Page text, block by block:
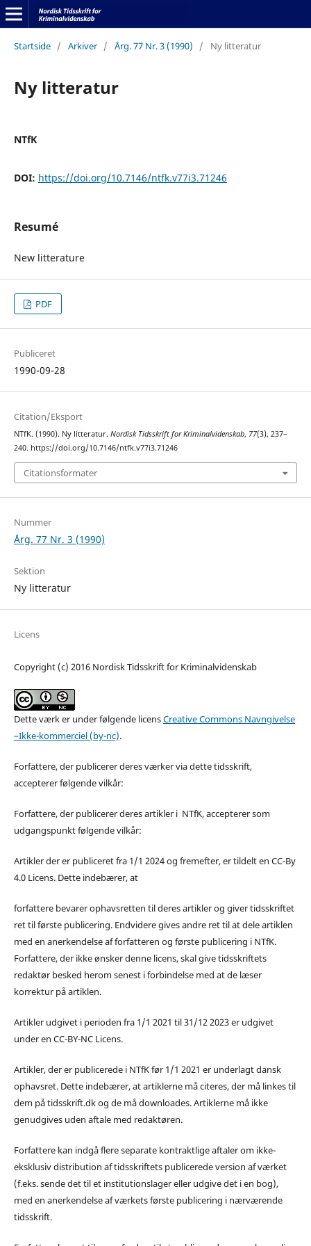
Startside / Arkiver / Årg. 77 Nr. 3 (1990) / Ny litteratur
Ny litteratur
NTfK
DOI: https://doi.org/10.7146/ntfk.v77i3.71246
Resumé
New litterature
PDF
Publiceret
1990-09-28
Citation/Eksport
NTfK. (1990). Ny litteratur. Nordisk Tidsskrift for Kriminalvidenskab, 77(3), 237–
240. https://doi.org/10.7146/ntfk.v77i3.71246
Citationsformater
Nummer
Årg. 77 Nr. 3 (1990)
Sektion
Ny litteratur
Licens
Copyright (c) 2016 Nordisk Tidsskrift for Kriminalvidenskab
Dette værk er under følgende licensCreative Commons Navngivelse
–Ikke-kommerciel (by-nc).
Forfattere, der publicerer deres værker via dette tidsskrift,
accepterer følgende vilkår:
Forfattere, der publicerer deres artikler i NTfK, accepterer som
udgangspunkt følgende vilkår:
Artikler der er publiceret fra 1/1 2024 og fremefter, er tildelt en CC-By
4.0 Licens. Dette indebærer, at
forfattere bevarer ophavsretten til deres artikler og giver tidsskriftet
ret til første publicering. Endvidere gives andre ret til at dele artiklen
med en anerkendelse af forfatteren og første publicering i NTfK.
Forfattere, der ikke ønsker denne licens, skal give tidsskriftets
redaktør besked herom senest i forbindelse med at de læser
korrektur på artiklen.
Artikler udgivet i perioden fra 1/1 2021 til 31/12 2023 er udgivet
under en CC-BY-NC Licens.
Artikler, der er publicerede i NTfK før 1/1 2021 er underlagt dansk
ophavsret. Dette indebærer, at artiklerne må citeres, der må linkes til
dem på tidsskrift.dk og de må downloades. Artiklerne må ikke
genudgives uden aftale med redaktøren.
Forfattere kan indgå flere separate kontraktlige aftaler om ikke-
eksklusiv distribution af tidsskriftets publicerede version af værket
(f.eks. sende det til et institutionslager eller udgive det i en bog),
med en anerkendelse af værkets første publicering i nærværende
tidsskrift.